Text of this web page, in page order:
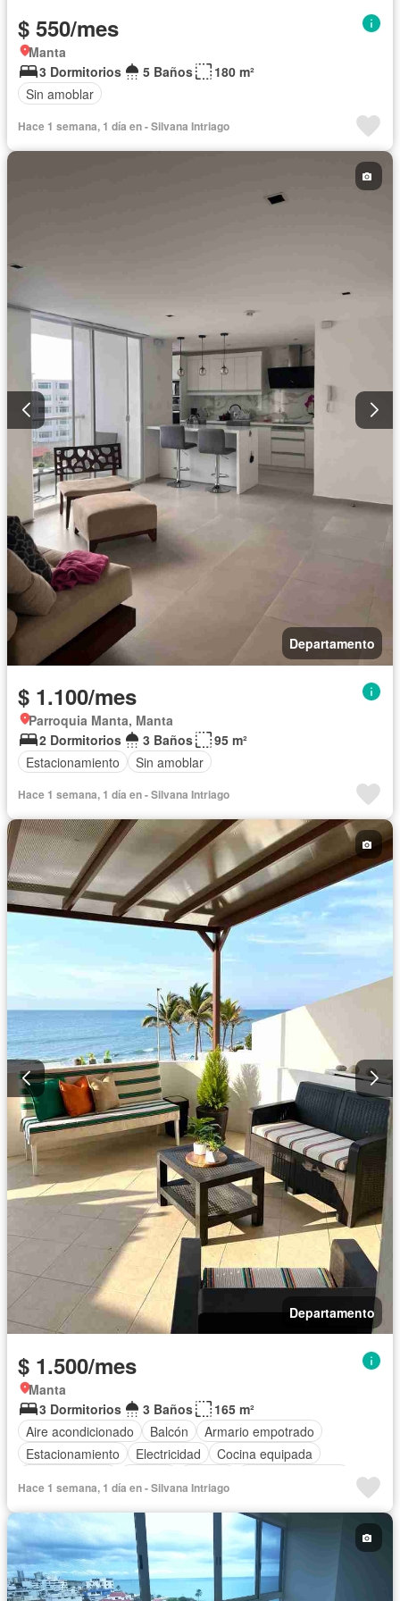
$ 550/mes
Manta
3 Dormitorios
5 Baños
180 m²
Sin amoblar
Hace 1 semana, 1 día en - Silvana Intriago
Departamento
$ 1.100/mes
Parroquia Manta, Manta
2 Dormitorios
3 Baños
95 m²
Estacionamiento
Sin amoblar
Hace 1 semana, 1 día en - Silvana Intriago
Departamento
$ 1.500/mes
Manta
3 Dormitorios
3 Baños
165 m²
Aire acondicionado
Balcón
Armario empotrado
Estacionamiento
Electricidad
Cocina equipada
Terraza
Agua
Área para niños
Acceso para personas con discapacidad
Garita de guardianía
Gimnasio Ascensor
Piscina
Cancha de tenis Completamente amoblado
Hace 1 semana, 1 día en - Silvana Intriago